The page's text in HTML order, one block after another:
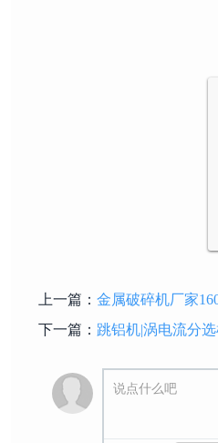
上一篇： 金属破碎机厂家
下一篇： 跳铝机|涡电流分
说点什么吧